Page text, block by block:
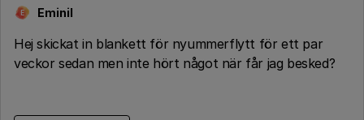
E Eminil
Hej skickat in blankett för nyummerflytt för ett par
veckor sedan men inte hört något när får jag besked?